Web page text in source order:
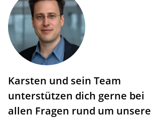
Karsten und sein Team
unterstützen dich gerne bei
allen Fragen rund um unsere